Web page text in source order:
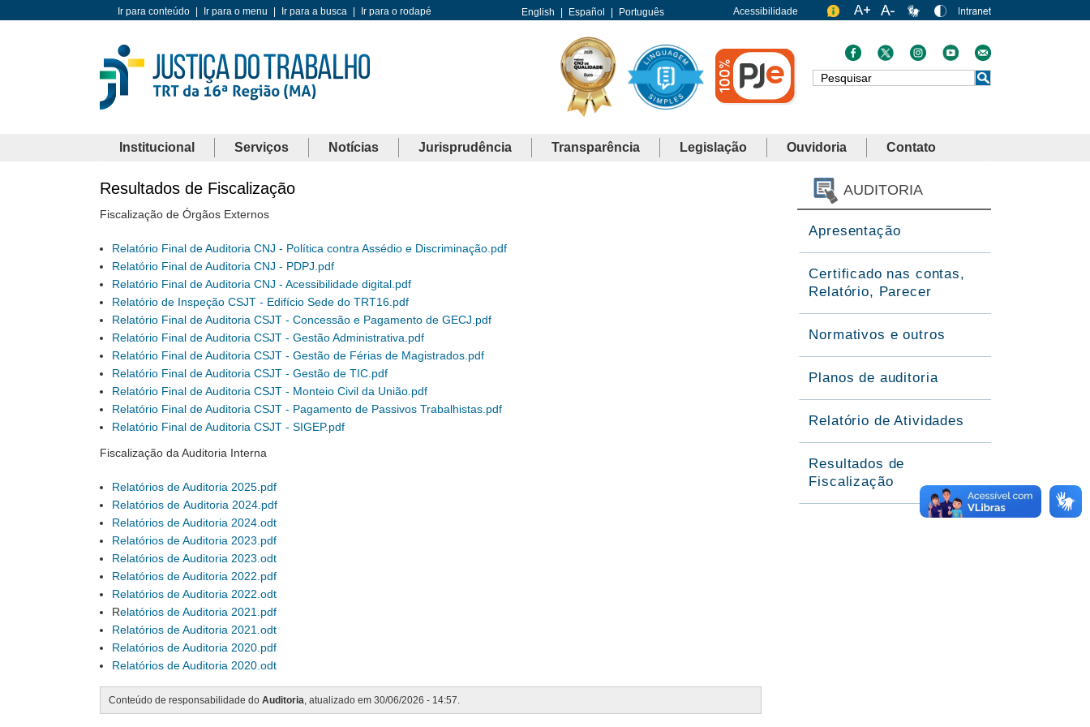
Ir para conteúdo Ir para o menu Ir para a busca Ir para o rodapé English Español Português Acessibilidade
Busca
Institucional Serviços Notícias Jurisprudência Transparência Legislação Ouvidoria Contato
Resultados de Fiscalização
Fiscalização de Órgãos Externos
Relatório Final de Auditoria CNJ - Política contra Assédio e Discriminação.pdf
Relatório Final de Auditoria CNJ - PDPJ.pdf
Relatório Final de Auditoria CNJ - Acessibilidade digital.pdf
Relatório de Inspeção CSJT - Edifício Sede do TRT16.pdf
Relatório Final de Auditoria CSJT - Concessão e Pagamento de GECJ.pdf
Relatório Final de Auditoria CSJT - Gestão Administrativa.pdf
Relatório Final de Auditoria CSJT - Gestão de Férias de Magistrados.pdf
Relatório Final de Auditoria CSJT - Gestão de TIC.pdf
Relatório Final de Auditoria CSJT - Monteio Civil da União.pdf
Relatório Final de Auditoria CSJT - Pagamento de Passivos Trabalhistas.pdf
Relatório Final de Auditoria CSJT - SIGEP.pdf
Fiscalização da Auditoria Interna
Relatórios de Auditoria 2025.pdf
Relatórios de Auditoria 2024.pdf
Relatórios de Auditoria 2024.odt
Relatórios de Auditoria 2023.pdf
Relatórios de Auditoria 2023.odt
Relatórios de Auditoria 2022.pdf
Relatórios de Auditoria 2022.odt
Relatórios de Auditoria 2021.pdf
Relatórios de Auditoria 2021.odt
Relatórios de Auditoria 2020.pdf
Relatórios de Auditoria 2020.odt
Conteúdo de responsabilidade do Auditoria, atualizado em 30/06/2026 - 14:57.
AUDITORIA
Apresentação
Certificado nas contas,
Relatório, Parecer
Normativos e outros
Planos de auditoria
Relatório de Atividades
Resultados de
Fiscalização